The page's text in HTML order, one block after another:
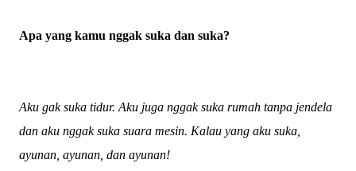
Apa yang kamu nggak suka dan suka?
Aku gak suka tidur. Aku juga nggak suka rumah tanpa jendela
dan aku nggak suka suara mesin. Kalau yang aku suka,
ayunan, ayunan, dan ayunan!